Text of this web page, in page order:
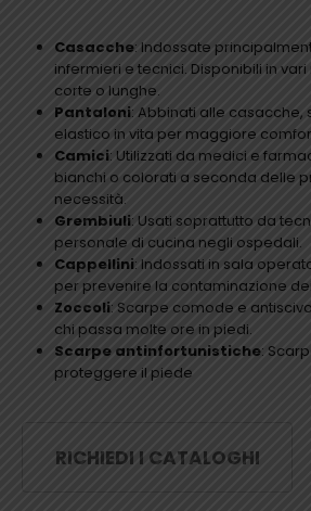
Casacche: Indossate
infermieri e tecnici. Disponibili in
corte o lunghe.
Pantaloni: Abbinati alle casacche,
elastico in vita per maggiore
Camici: Utilizzati da medici e
bianchi o colorati a seconda delle
necessità.
Grembiuli: Usati soprattutto da
personale di cucina negli ospedali.
Cappellini: Indossati in sala
per prevenire la contaminazione
Zoccoli: Scarpe comode e
chi passa molte ore in piedi.
Scarpe antinfortunistiche:
proteggere il piede
RICHIEDI I CATALOGHI